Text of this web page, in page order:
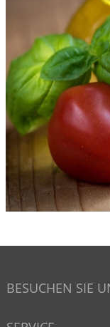
BESUCHEN SIE